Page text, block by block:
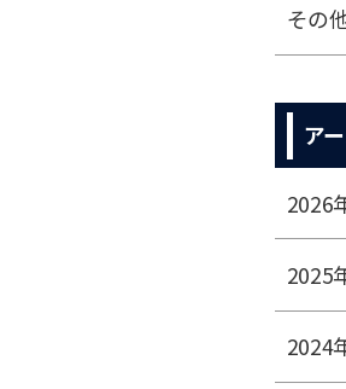
その
ア
2026
2025
2024